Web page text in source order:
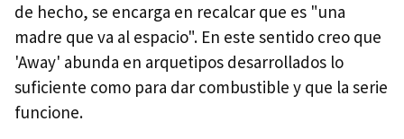
de hecho, se encarga en recalcar que es "una
madre que va al espacio". En este sentido creo que
'Away' abunda en arquetipos desarrollados lo
suficiente como para dar combustible y que la serie
funcione.